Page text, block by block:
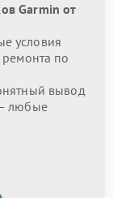
Garmin от
условия
ремонта по
вывод
любые